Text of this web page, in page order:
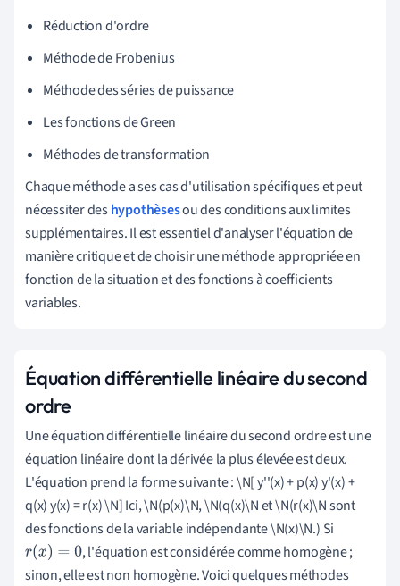
Réduction d'ordre
Méthode de Frobenius
Méthode des séries de puissance
Les fonctions de Green
Méthodes de transformation
Chaque méthode a ses cas d'utilisation spécifiques et peut
nécessiter deshypothèsesou des conditions aux limites
supplémentaires. Il est essentiel d'analyser l'équation de
manière critique et de choisir une méthode appropriée en
fonction de la situation et des fonctions à coefficients
variables.
Équation différentielle linéaire du second
ordre
Une équation différentielle linéaire du second ordre est une
équation linéaire dont la dérivée la plus élevée est deux.
L'équation prend la forme suivante : \N[ y''(x) + p(x) y'(x) +
q(x) y(x) = r(x) \N] Ici, \N(p(x)\N, \N(q(x)\N et \N(r(x)\N sont
des fonctions de la variable indépendante \N(x)\N.) Si
r(x)=0
, l'équation est considérée comme homogène ;
sinon, elle est non homogène. Voici quelques méthodes